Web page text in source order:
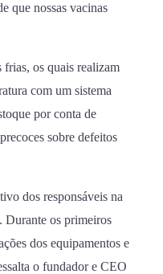
que nossas vacinas
frias, os quais realizam
com um sistema
por conta de
sobre defeitos
dos responsáveis na
Durante os primeiros
dos equipamentos e
o fundador e CEO